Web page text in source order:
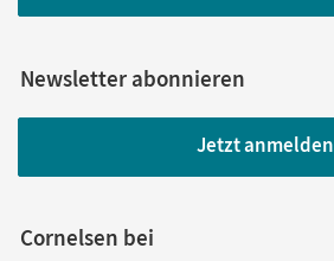
Newsletter abonnieren
Jetzt anmelden
Cornelsen bei